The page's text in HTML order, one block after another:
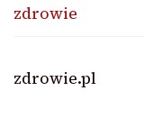
zdrowie
zdrowie.pl